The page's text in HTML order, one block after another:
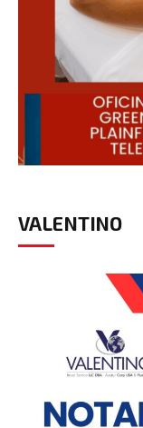
VALENTINO